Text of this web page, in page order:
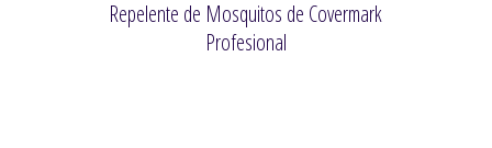
Repelente de Mosquitos de Covermark
Profesional